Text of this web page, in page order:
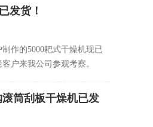
发货！
作的5000耙式干燥机现已
户来我公司参观考察。
筒刮板干燥机已发